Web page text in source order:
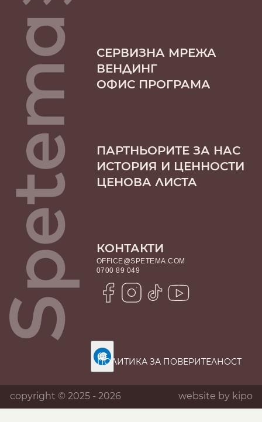
СЕРВИЗНА МРЕЖА
ВЕНДИНГ
ОФИС ПРОГРАМА
ПАРТНЬОРИТЕ ЗА НАС
ИСТОРИЯ И ЦЕННОСТИ
ЦЕНОВА ЛИСТА
КОНТАКТИ
OFFICE@SPETEMA.COM
0700 89 049
ПОЛИТИКА ЗА ПОВЕРИТЕЛНОСТ
copyright © 2025 - 2026 website by kipo